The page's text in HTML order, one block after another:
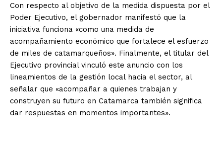
Con respecto al objetivo de la medida dispuesta por el
Poder Ejecutivo, el gobernador manifestó que la
iniciativa funciona «como una medida de
acompañamiento económico que fortalece el esfuerzo
de miles de catamarqueños». Finalmente, el titular del
Ejecutivo provincial vinculó este anuncio con los
lineamientos de la gestión local hacia el sector, al
señalar que «acompañar a quienes trabajan y
construyen su futuro en Catamarca también significa
dar respuestas en momentos importantes».